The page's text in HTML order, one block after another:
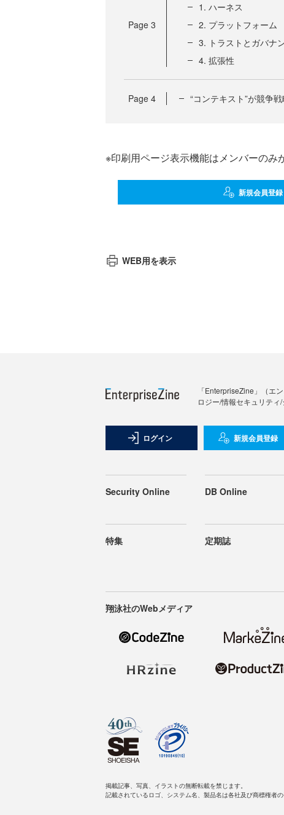
Page 3
1. ハーネス
2. プラットフォーム
3. トラストとガバナ
4. 拡張性
Page 4 “コンテキスト”が競争
※印刷用ページ表示機能はメンバーのみ
新規会員登録
WEB用を表示
「EnterpriseZine」（エ
ロジー/情報セキュリテ
ログイン 新規会員登録
Security Online DB Online
特集 定期誌
翔泳社のWebメディア
掲載記事、写真、イラストの無断転載を禁じます。
記載されているロゴ、システム名、製品名は各社及び商標権者の